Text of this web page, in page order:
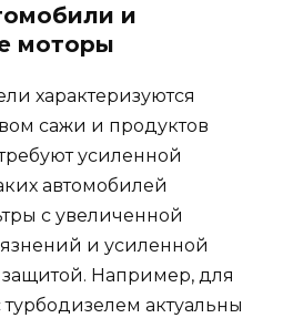
и
моторы
характеризуются
сажи и продуктов
усиленной
автомобилей
с увеличенной
и усиленной
Например, для
турбодизелем актуальны